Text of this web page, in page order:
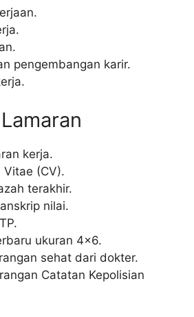
pengembangan karir.
kerja.
Vitae (CV).
terakhir.
nilai.
ukuran 4×6.
sehat dari dokter.
Catatan Kepolisian